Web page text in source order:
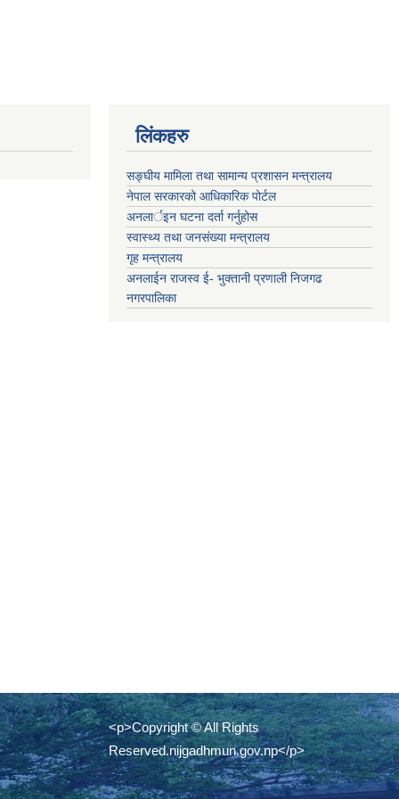
लिंकहरु
सङ्‍घीय मामिला तथा सामान्य प्रशासन मन्त्रालय
नेपाल सरकारको आधिकारिक पोर्टल
अनलार्इन घटना दर्ता गर्नुहोस
स्वास्थ्य तथा जनसंख्या मन्त्रालय
गृह मन्त्रालय
अनलाईन राजस्व ई- भुक्तानी प्रणाली निजगढ
नगरपालिका
<p>Copyright © All Rights
Reserved.nijgadhmun.gov.np</p>